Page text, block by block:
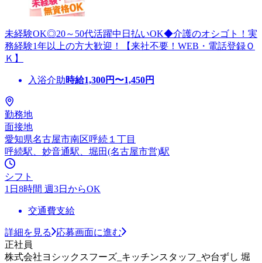
未経験OK◎20～50代活躍中日払いOK◆介護のオシゴト！実
務経験1年以上の方大歓迎！【来社不要！WEB・電話登録Ｏ
Ｋ】
入浴介助時給1,300円〜1,450円
勤務地
面接地
愛知県名古屋市南区呼続１丁目
呼続駅、妙音通駅、堀田(名古屋市営)駅
シフト
1日8時間 週3日からOK
交通費支給
詳細を見る
応募画面に進む
正社員
株式会社ヨシックスフーズ_キッチンスタッフ_や台ずし 堀